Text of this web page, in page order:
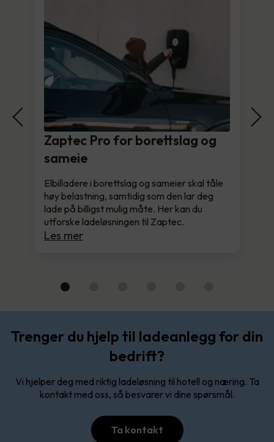
Zaptec Pro for borettslag og
sameie
Elbilladere i borettslag og sameier skal tåle
høy belastning, samtidig som den lar deg
lade på billigst mulig måte. Her kan du
utforske ladeløsningen til Zaptec.
Les mer
Trenger du hjelp til ladeanlegg for din
bedrift?
Vi hjelper deg med riktig ladeløsning til hotell og næring. Ta
kontakt med oss, så besvarer vi dine spørsmål.
Ta kontakt